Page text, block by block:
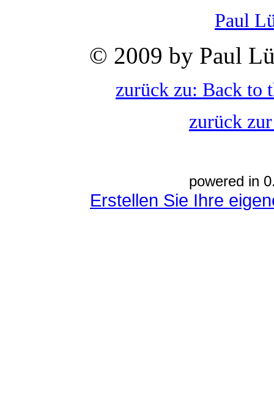
Paul
© 2009 by Paul
zurück zu: Back to
zurück
powered in
Erstellen Sie Ihre